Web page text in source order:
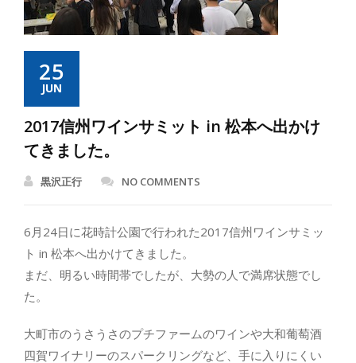
25
JUN
2017信州ワインサミット in 松本へ出かけ
てきました。
黒沢正行 NO COMMENTS
6月24日に花時計公園で行われた2017信州ワインサミッ
ト in 松本へ出かけてきました。
まだ、明るい時間帯でしたが、大勢の人で満席状態でし
た。
大町市のうさうさのプチファームのワインや大和葡萄酒
四賀ワイナリーのスパークリングなど、手に入りにくい